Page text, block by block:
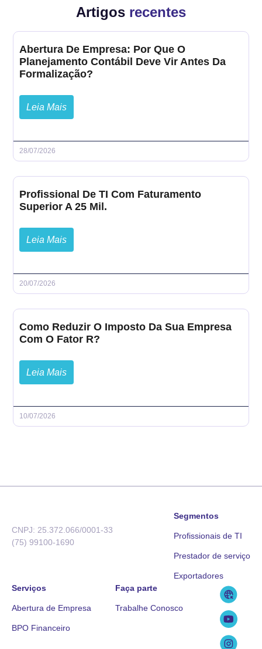
Artigos recentes
Abertura De Empresa: Por Que O
Planejamento Contábil Deve Vir Antes Da
Formalização?
Leia Mais
28/07/2026
Profissional De TI Com Faturamento
Superior A 25 Mil.
Leia Mais
20/07/2026
Como Reduzir O Imposto Da Sua Empresa
Com O Fator R?
Leia Mais
10/07/2026
CNPJ: 25.372.066/0001-33
(75) 99100-1690
Segmentos
Profissionais de TI
Prestador de serviço
Exportadores
Serviços
Abertura de Empresa
BPO Financeiro
Faça parte
Trabalhe Conosco